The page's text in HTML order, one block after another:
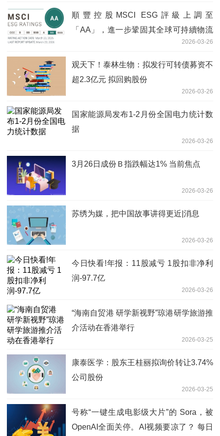
順豐控股MSCI ESG評級上調至
「AA」，進一步鞏固其全球可持續物流
2026-03-26
观天下！泰林生物：拟发行可转债募资不
超2.3亿元 拟回购股份
2026-03-26
国家能源局发布1-2月份全国电力统计数
据
2026-03-26
3月26日成份Ｂ指跌幅达1% 当前焦点
2026-03-26
苏绣为媒，把中国故事讲得更近|消息
2026-03-26
今日快看!年报：11股减亏 1股扣非净利
润-97.7亿
2026-03-26
“海南自贸港 研学新视野”琼港研学旅游推
介活动在香港举行
2026-03-25
康泰医学：股东王桂丽拟询价转让3.74%
公司股份
2026-03-25
号称“一键生成电影级大片”的 Sora，被
OpenAI全面关停。AI视频要凉了？ 每日